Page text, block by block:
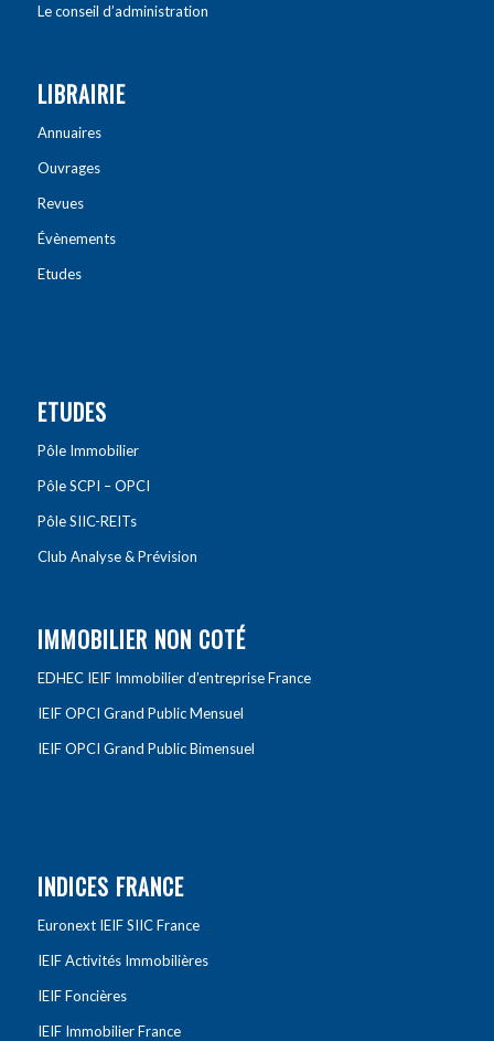
Le conseil d’administration
LIBRAIRIE
Annuaires
Ouvrages
Revues
Évènements
Etudes
ETUDES
Pôle Immobilier
Pôle SCPI – OPCI
Pôle SIIC-REITs
Club Analyse & Prévision
IMMOBILIER NON COTÉ
EDHEC IEIF Immobilier d’entreprise France
IEIF OPCI Grand Public Mensuel
IEIF OPCI Grand Public Bimensuel
INDICES FRANCE
Euronext IEIF SIIC France
IEIF Activités Immobilières
IEIF Foncières
IEIF Immobilier France